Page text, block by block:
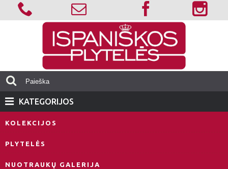
KATEGORIJOS
KOLEKCIJOS
PLYTELĖS
NUOTRAUKŲ GALERIJA